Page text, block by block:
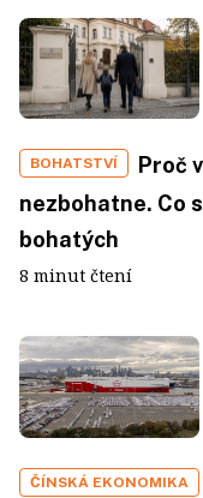
BOHATSTVÍ
Proč
nezbohatne. Co
bohatých
8 minut čtení
ČÍNSKÁ EKONOMIKA